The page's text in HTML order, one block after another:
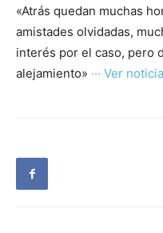
«Atrás quedan muchas
amistades olvidadas,
interés por el caso, pero
alejamiento» ··· Ver noticia